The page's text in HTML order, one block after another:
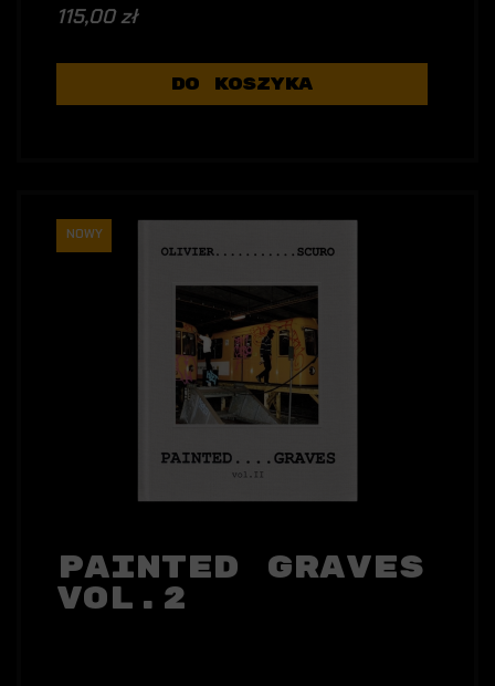
115,00 zł
DO KOSZYKA
Painted Graves
Vol.2
NOWY